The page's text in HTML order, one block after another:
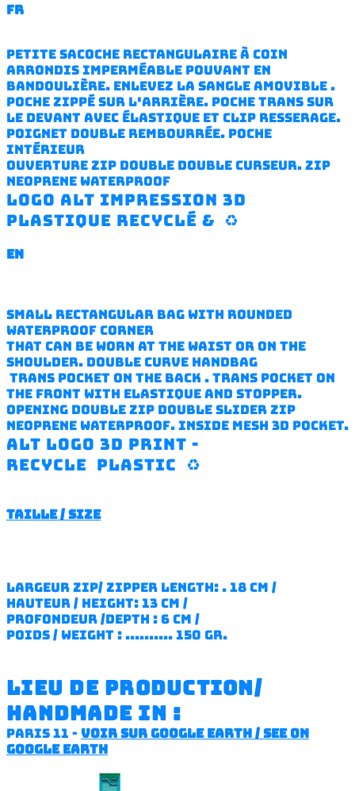
FR
Petite sacoche rectangulaire à coin
arrondis imperméable pouvant en
bandoulière. Enlevez la sangle amovible .
poche zippé sur l'arrière. Poche trans sur
le devant avec élastique et clip resserage.
Poignet double rembourrée. poche
intérieur
Ouverture zip double double curseur. ZIP
NEOPRENE WATERPROOF
Logo ALT impression 3D
plastique recyclé & ♻️
EN
Small rectangular bag with rounded
waterproof corner
that can be worn at the waist or on the
shoulder. double curve handbag
trans pocket on the back . trans pocket on
the front with elastique and stopper.
Opening double zip double sliderZIP
NEOPRENE WATERPROOF. inside mesh 3D pocket.
ALT logo 3D print -
recycle Plastic ♻️
Taille / Size
largeur zip/ zipper length: . 18 cm /
hauteur / height: 13 cm /
profondeur /depth : 6 cm /
poids / weight : .......... 150 gr.
LIEU DE PRODUCTION/
HANDMADE IN :
paris 11 - voir sur google earth / see on
google earth